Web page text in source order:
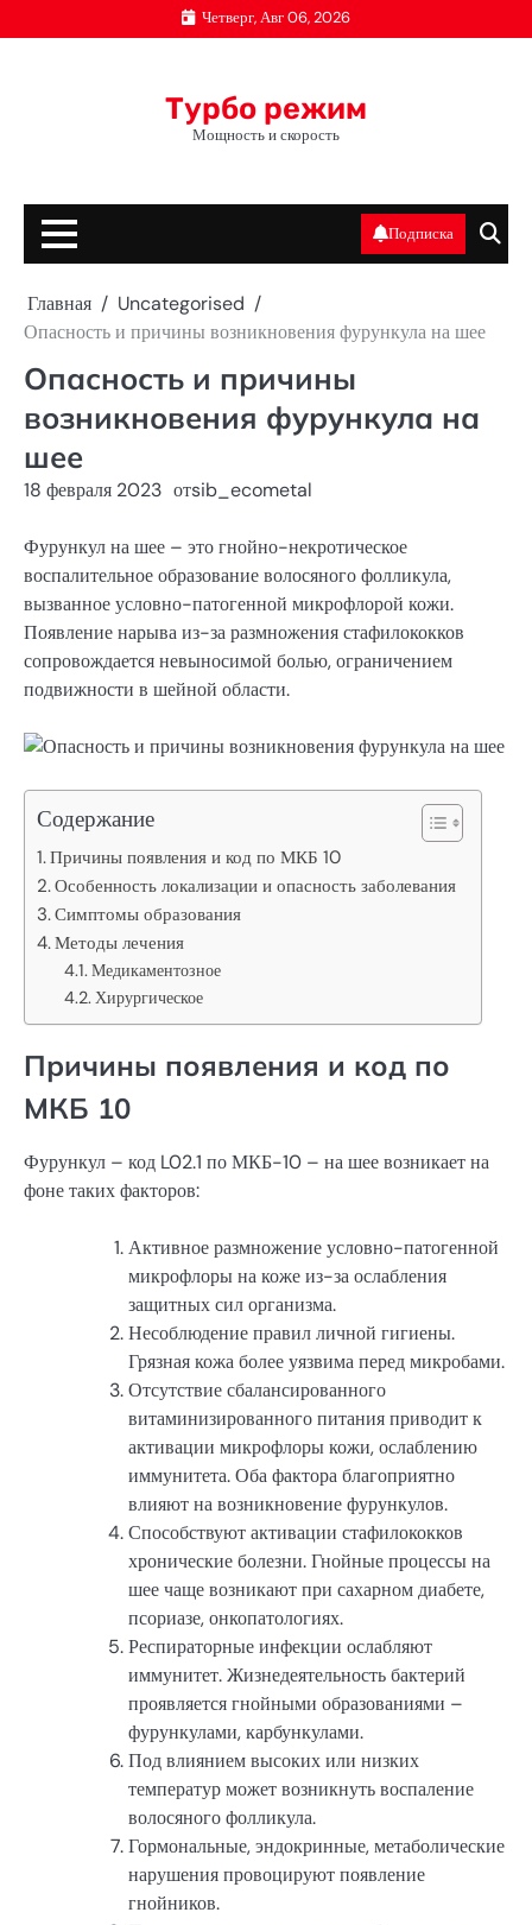
к
Четверг, Авг 06, 2026
Турбо режим
Мощность и скорость
Подписка
Главная
Uncategorised
Опасность и причины возникновения фурункула на шее
Опасность и причины
возникновения фурункула на
шее
18 февраля 2023 отsib_ecometal
Фурункул на шее – это гнойно-некротическое
воспалительное образование волосяного фолликула,
вызванное условно-патогенной микрофлорой кожи.
Появление нарыва из-за размножения стафилококков
сопровождается невыносимой болью, ограничением
подвижности в шейной области.
Содержание
Причины появления и код по МКБ 10
Особенность локализации и опасность заболевания
Симптомы образования
Методы лечения
Медикаментозное
Хирургическое
Причины появления и код по
МКБ 10
Фурункул – код L02.1 по МКБ-10 – на шее возникает на
фоне таких факторов:
Активное размножение условно-патогенной
микрофлоры на коже из-за ослабления
защитных сил организма.
Несоблюдение правил личной гигиены.
Грязная кожа более уязвима перед микробами.
Отсутствие сбалансированного
витаминизированного питания приводит к
активации микрофлоры кожи, ослаблению
иммунитета. Оба фактора благоприятно
влияют на возникновение фурункулов.
Способствуют активации стафилококков
хронические болезни. Гнойные процессы на
шее чаще возникают при сахарном диабете,
псориазе, онкопатологиях.
Респираторные инфекции ослабляют
иммунитет. Жизнедеятельность бактерий
проявляется гнойными образованиями –
фурункулами, карбункулами.
Под влиянием высоких или низких
температур может возникнуть воспаление
волосяного фолликула.
Гормональные, эндокринные, метаболические
нарушения провоцируют появление
гнойников.